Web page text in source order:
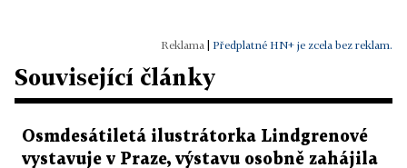
Předplatné HN+ je zcela bez reklam.
Související články
Osmdesátiletá ilustrátorka Lindgrenové
vystavuje v Praze, výstavu osobně zahájila